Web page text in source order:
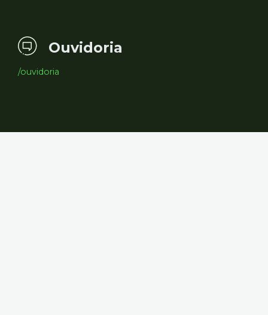
Ouvidoria
/ouvidoria